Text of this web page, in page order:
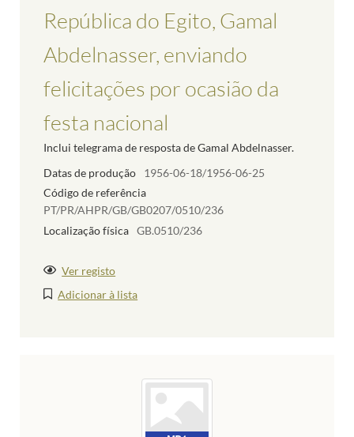
República do Egito, Gamal
Abdelnasser, enviando
felicitações por ocasião da
festa nacional
Inclui telegrama de resposta de Gamal Abdelnasser.
Datas de produção
1956-06-18/1956-06-25
Código de referência
PT/PR/AHPR/GB/GB0207/0510/236
Localização física GB.0510/236
Ver registo
Adicionar à lista